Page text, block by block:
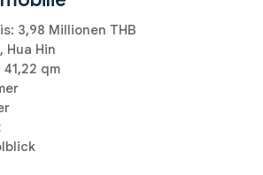
3,98 Millionen THB
Hua Hin
qm